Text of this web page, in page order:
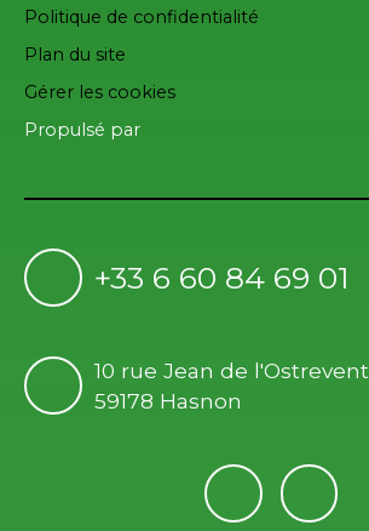
Politique de confidentialité
Plan du site
Gérer les cookies
Propulsé par
+33 6 60 84 69 01
10 rue Jean de l'Ostrevent
59178 Hasnon